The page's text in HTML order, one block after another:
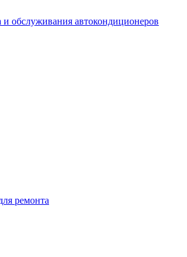
обслуживания автокондиционеров
ремонта